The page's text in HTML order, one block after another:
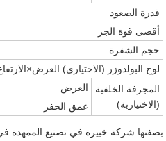
قدرة الصعود
أقصى قوة الجر
حجم الشفرة
لوح البولدوزر (الاختياري)
المجرفة الخلفية
(الاختيارية)
العرض
عمق الحفر
بصفتها شركة خبيرة في تصنيع الممهدة